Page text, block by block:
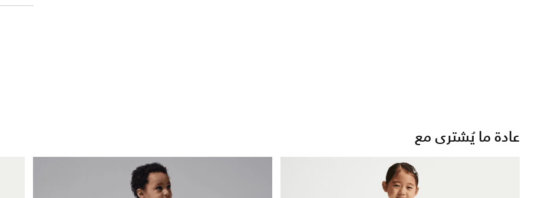
عادة ما يُشترى مع